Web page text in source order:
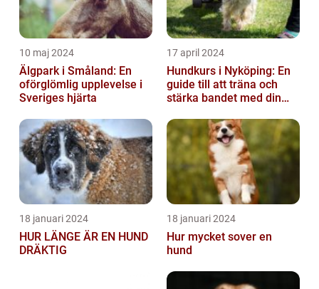
10 maj 2024
Älgpark i Småland: En
oförglömlig upplevelse i
Sveriges hjärta
17 april 2024
Hundkurs i Nyköping: En
guide till att träna och
stärka bandet med din
18 januari 2024
HUR LÄNGE ÄR EN HUND
DRÄKTIG
18 januari 2024
Hur mycket sover en
hund